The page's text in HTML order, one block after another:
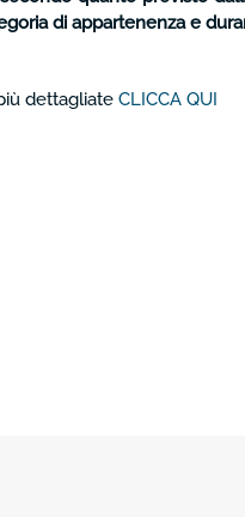
di appartenenza e
dettagliate CLICCA QUI